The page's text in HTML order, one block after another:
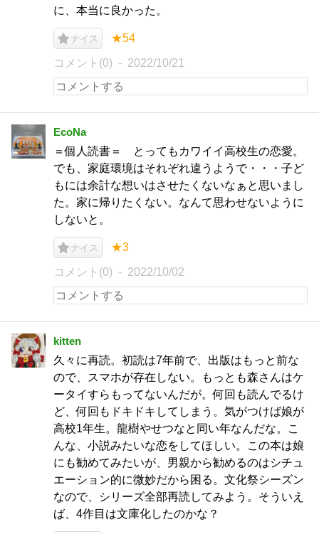
に、本当に良かった。
ナイス ★54
コメント(0) 2022/10/21
EcoNa
＝個人読書＝ とってもカワイイ高校生の恋愛。
でも、家庭環境はそれぞれ違うようで・・・子ど
もには余計な想いはさせたくないなぁと思いまし
た。家に帰りたくない。なんて思わせないように
しないと。
ナイス ★3
コメント(0) 2022/10/02
kitten
久々に再読。初読は7年前で、出版はもっと前な
ので、スマホが存在しない。もっとも森さんはケ
ータイすらもってないんだが。何回も読んでるけ
ど、何回もドキドキしてしまう。気がつけば娘が
高校1年生。龍樹やせつなと同い年なんだな。こ
んな、小説みたいな恋をしてほしい。この本は娘
にも勧めてみたいが、男親から勧めるのはシチュ
エーション的に微妙だから困る。文化祭シーズン
なので、シリーズ全部再読してみよう。そういえ
ば、4作目は文庫化したのかな？